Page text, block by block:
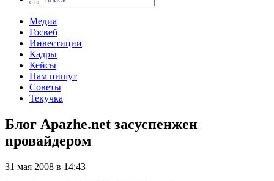
Медиа
Госвеб
Инвестиции
Кадры
Кейсы
Нам пишут
Советы
Текучка
Блог Apazhe.net засуспенжен
провайдером
31 мая 2008 в 14:43